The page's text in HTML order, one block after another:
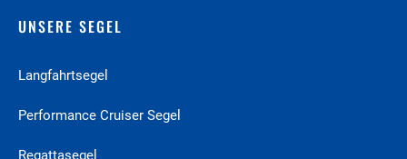
UNSERE SEGEL
Langfahrt­segel
Performance Cruiser­ Segel
Regattasegel